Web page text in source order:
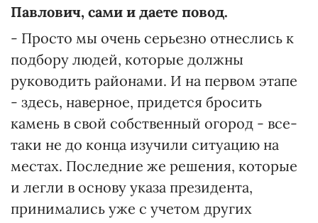
Павлович, сами и даете повод.
- Просто мы очень серьезно отнеслись к
подбору людей, которые должны
руководить районами. И на первом этапе
- здесь, наверное, придется бросить
камень в свой собственный огород - все-
таки не до конца изучили ситуацию на
местах. Последние же решения, которые
и легли в основу указа президента,
принимались уже с учетом других